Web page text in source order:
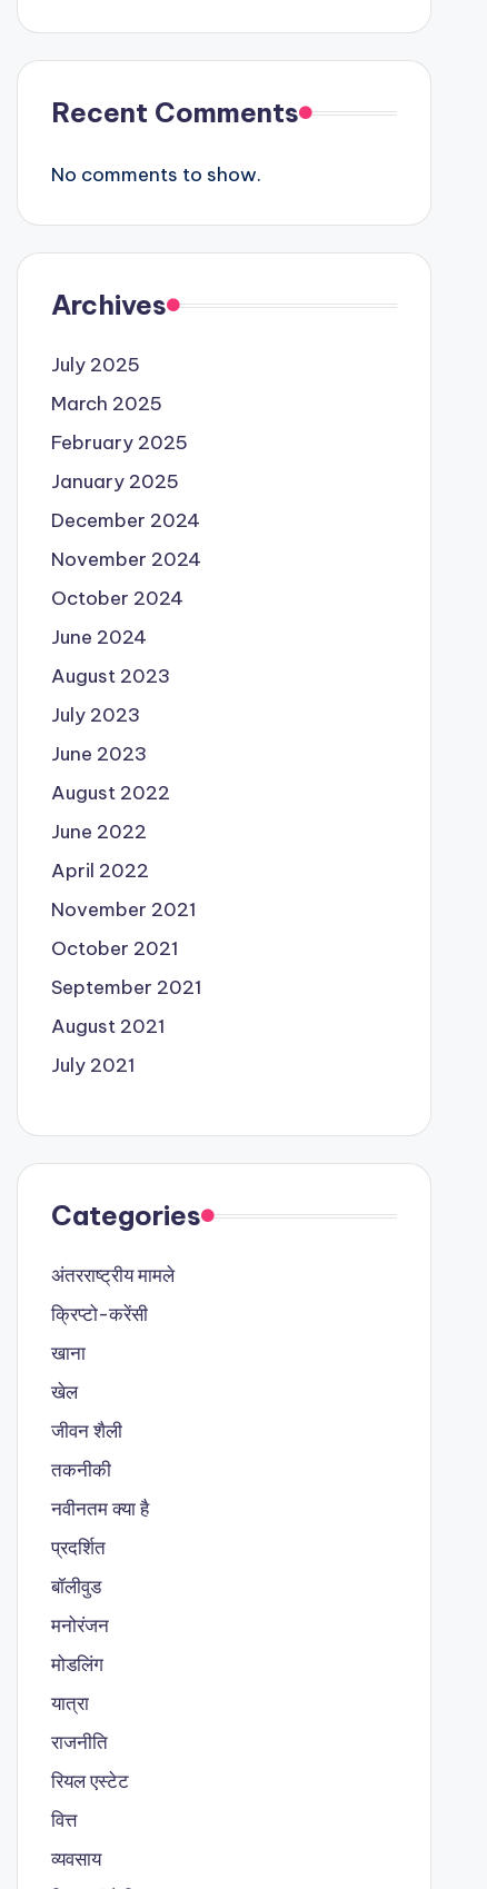
Recent Comments
No comments to show.
Archives
July 2025
March 2025
February 2025
January 2025
December 2024
November 2024
October 2024
June 2024
August 2023
July 2023
June 2023
August 2022
June 2022
April 2022
November 2021
October 2021
September 2021
August 2021
July 2021
Categories
अंतरराष्ट्रीय मामले
क्रिप्टो-करेंसी
खाना
खेल
जीवन शैली
तकनीकी
नवीनतम क्या है
प्रदर्शित
बॉलीवुड
मनोरंजन
मोडलिंग
यात्रा
राजनीति
रियल एस्टेट
वित्त
व्यवसाय